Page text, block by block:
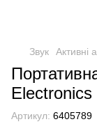
Звук Активні
Артикул: 6405789